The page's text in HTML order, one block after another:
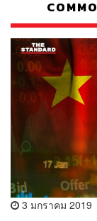
3 มกราคม 2019